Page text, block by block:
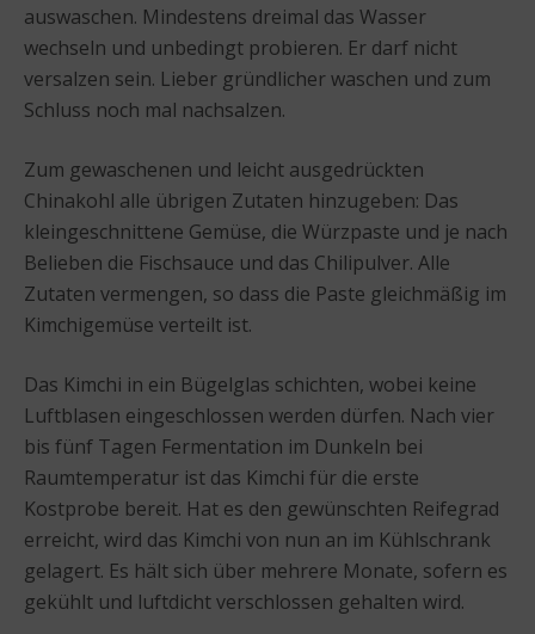
auswaschen. Mindestens dreimal das Wasser
wechseln und unbedingt probieren. Er darf nicht
versalzen sein. Lieber gründlicher waschen und zum
Schluss noch mal nachsalzen.
Zum gewaschenen und leicht ausgedrückten
Chinakohl alle übrigen Zutaten hinzugeben: Das
kleingeschnittene Gemüse, die Würzpaste und je nach
Belieben die Fischsauce und das Chilipulver. Alle
Zutaten vermengen, so dass die Paste gleichmäßig im
Kimchigemüse verteilt ist.
Das Kimchi in ein Bügelglas schichten, wobei keine
Luftblasen eingeschlossen werden dürfen. Nach vier
bis fünf Tagen Fermentation im Dunkeln bei
Raumtemperatur ist das Kimchi für die erste
Kostprobe bereit. Hat es den gewünschten Reifegrad
erreicht, wird das Kimchi von nun an im Kühlschrank
gelagert. Es hält sich über mehrere Monate, sofern es
gekühlt und luftdicht verschlossen gehalten wird.